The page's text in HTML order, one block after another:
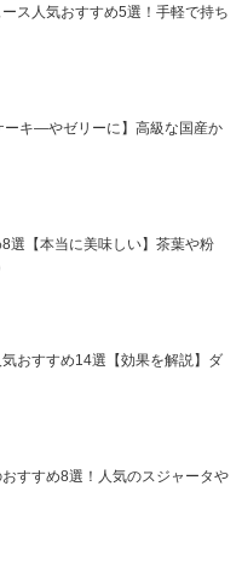
ス人気おすすめ5選！手軽で持ち
ーキ―やゼリーに】高級な国産か
選【本当に美味しい】茶葉や粉
おすすめ14選【効果を解説】ダ
すすめ8選！人気のスジャータや